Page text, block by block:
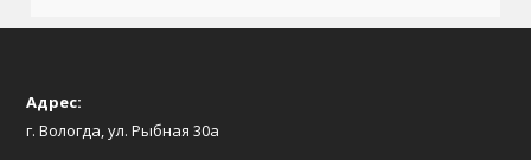
Адрес:
г. Вологда, ул. Рыбная 30а